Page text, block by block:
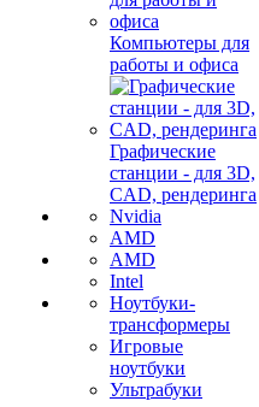
Компьютеры для
работы и офиса
Графические
станции - для 3D,
CAD, рендеринга
Nvidia
AMD
AMD
Intel
Ноутбуки-
трансформеры
Игровые
ноутбуки
Ультрабуки